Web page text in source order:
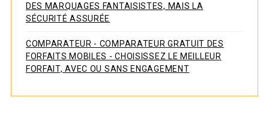
DES MARQUAGES FANTAISISTES, MAIS LA
SÉCURITÉ ASSURÉE
COMPARATEUR - COMPARATEUR GRATUIT DES
FORFAITS MOBILES - CHOISISSEZ LE MEILLEUR
FORFAIT, AVEC OU SANS ENGAGEMENT